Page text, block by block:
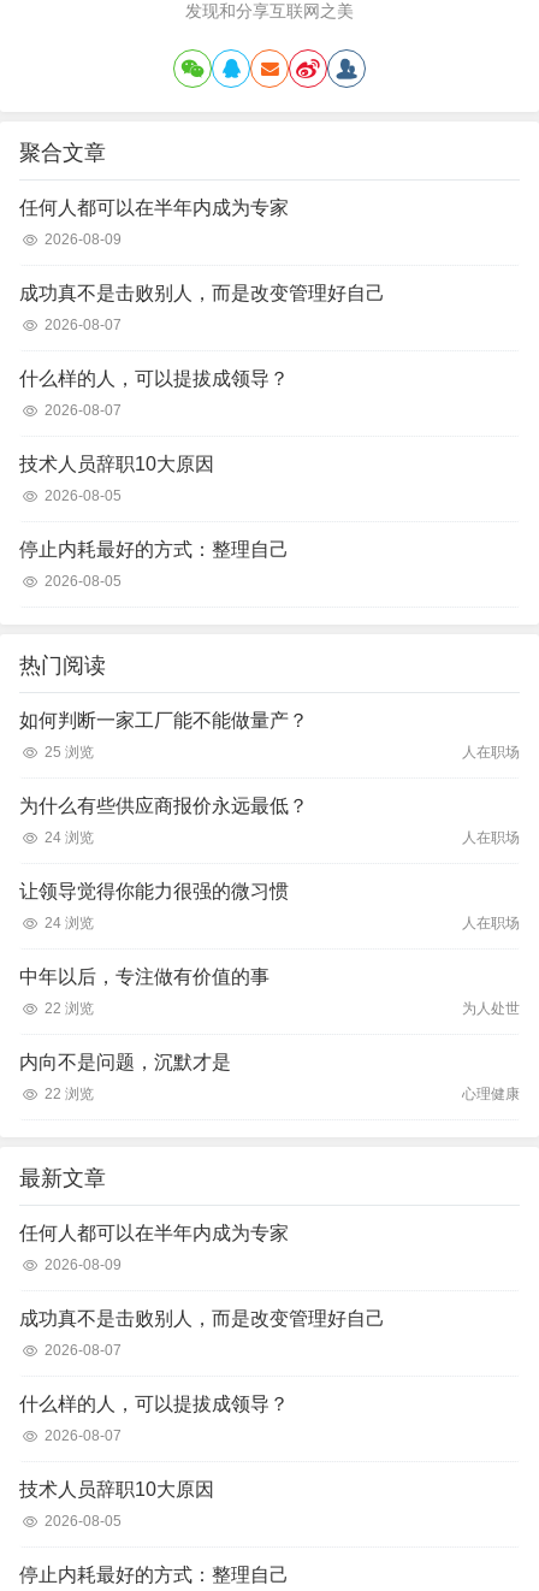
发现和分享互联网之美
聚合文章
任何人都可以在半年内成为专家
2026-08-09
成功真不是击败别人，而是改变管理好自己
2026-08-07
什么样的人，可以提拔成领导？
2026-08-07
技术人员辞职10大原因
2026-08-05
停止内耗最好的方式：整理自己
2026-08-05
热门阅读
如何判断一家工厂能不能做量产？
25 浏览 人在职场
为什么有些供应商报价永远最低？
24 浏览 人在职场
让领导觉得你能力很强的微习惯
24 浏览 人在职场
中年以后，专注做有价值的事
22 浏览 为人处世
内向不是问题，沉默才是
22 浏览 心理健康
最新文章
任何人都可以在半年内成为专家
2026-08-09
成功真不是击败别人，而是改变管理好自己
2026-08-07
什么样的人，可以提拔成领导？
2026-08-07
技术人员辞职10大原因
2026-08-05
停止内耗最好的方式：整理自己